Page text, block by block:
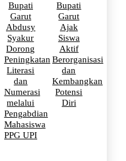
Bupati
Garut
Abdusy
Syakur
Dorong
Peningkatan
Literasi
dan
Numerasi
melalui
Pengabdian
Mahasiswa
PPG UPI
Bupati
Garut
Ajak
Siswa
Aktif
Berorganisasi
dan
Kembangkan
Potensi
Diri